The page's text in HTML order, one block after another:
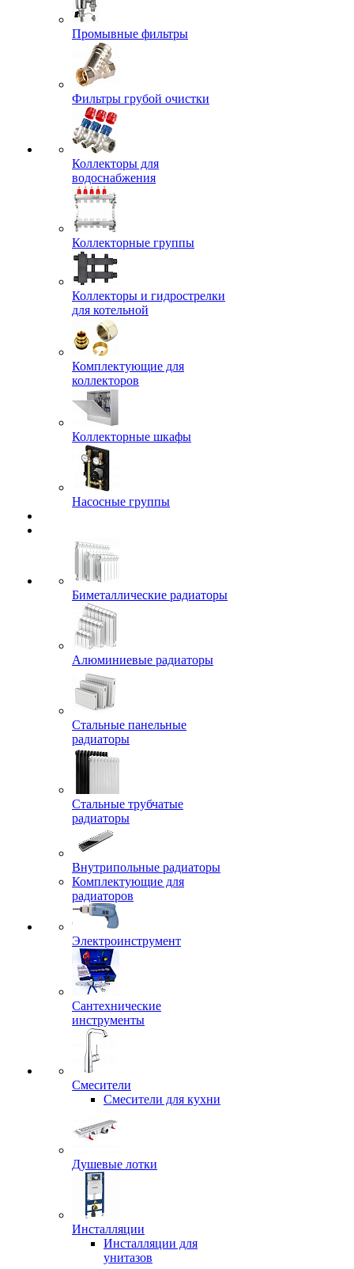
Промывные фильтры
Фильтры грубой очистки
Коллекторы для
водоснабжения
Коллекторные группы
Коллекторы и гидрострелки
для котельной
Комплектующие для
коллекторов
Коллекторные шкафы
Насосные группы
Биметаллические радиаторы
Алюминиевые радиаторы
Стальные панельные
радиаторы
Стальные трубчатые
радиаторы
Внутрипольные радиаторы
Комплектующие для
радиаторов
Электроинструмент
Сантехнические
инструменты
Смесители
Смесители для кухни
Душевые лотки
Инсталляции
Инсталляции для
унитазов